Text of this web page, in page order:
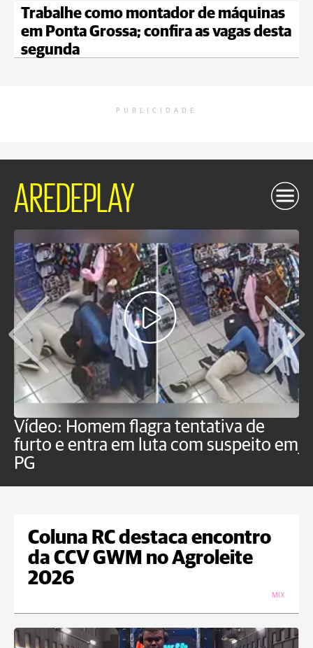
Trabalhe como montador de máquinas
em Ponta Grossa; confira as vagas desta
segunda
PUBLICIDADE
AREDEPLAY
Vídeo: Homem flagra tentativa de
furto e entra em luta com suspeito em
PG
Coluna RC destaca encontro
da CCV GWM no Agroleite
2026
MIX